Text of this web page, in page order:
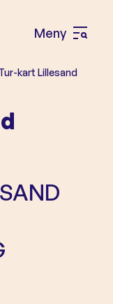
Meny
Å
p
y
kart Lillesand